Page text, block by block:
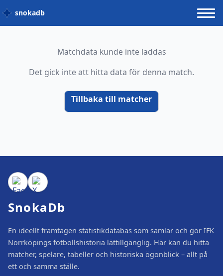
snokadb
Matchdata kunde inte laddas
Det gick inte att hitta data för denna match.
Tillbaka till matcher
SnokaDb
En ideellt framtagen statistikdatabas som samlar och gör IFK
Norrköpings fotbollshistoria lättillgänglig. Här kan du hitta
matcher, spelare, tabeller och historiska ögonblick – allt på
ett och samma ställe.